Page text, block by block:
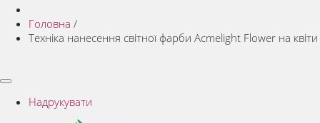
Головна /
Техніка нанесення світної фарби Acmelight Flower на квіти
Надрукувати